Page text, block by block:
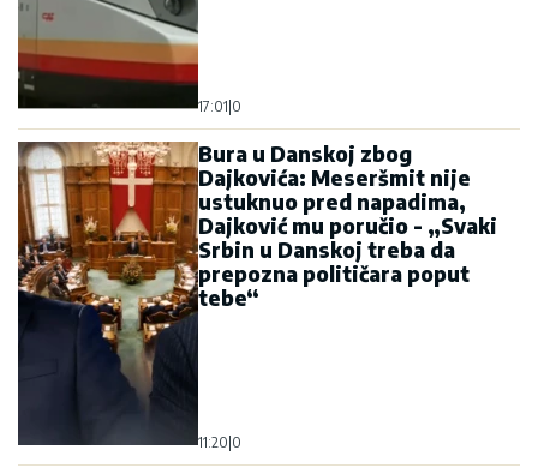
17:01|0
Bura u Danskoj zbog
Dajkovića: Meseršmit nije
ustuknuo pred napadima,
Dajković mu poručio - „Svaki
Srbin u Danskoj treba da
prepozna političara poput
tebe“
11:20|0